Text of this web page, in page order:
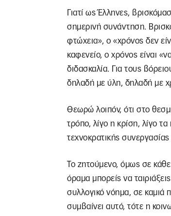
Γιατί ως Έλληνες,
σημερινή συνάντηση.
φτώχεια», ο «χρόνος δεν
καφενείο, ο χρόνος είναι
διδασκαλία. Για τους
δηλαδή με ύλη, δηλαδή με
Θεωρώ λοιπόν, ότι στο
τρόπο, λίγο η κρίση, λίγο
τεχνοκρατικής
Το ζητούμενο, όμως σε
όραμα μπορείς να
συλλογικό νόημα, σε καμιά
συμβαίνει αυτό, τότε η